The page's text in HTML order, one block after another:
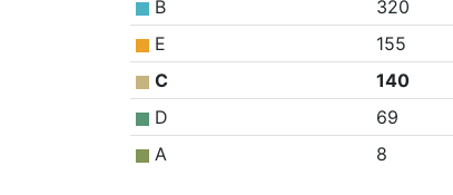
B
320
E
155
C
140
D
69
A
8